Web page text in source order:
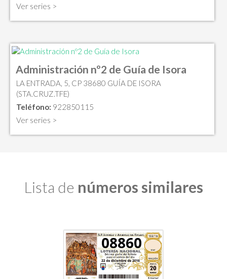
Ver series >
Administración nº2 de Guía de Isora
LA ENTRADA, 5, CP 38680 GUÍA DE ISORA
(STA.CRUZ.TFE)
Teléfono: 922850115
Ver series >
Lista de números similares
08860